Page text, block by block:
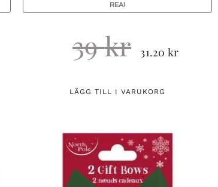
REA!
39kr 31.20 kr
LÄGG TILL I VARUKORG